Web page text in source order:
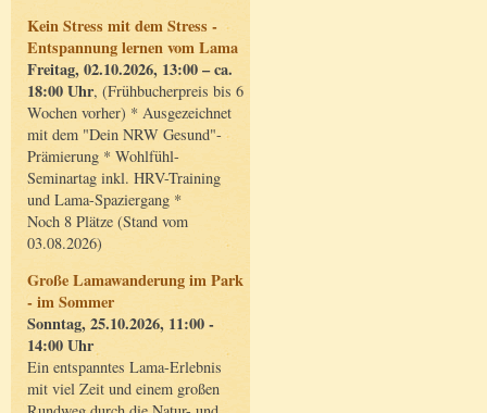
Kein Stress mit dem Stress -
Entspannung lernen vom Lama
Freitag, 02.10.2026, 13:00 – ca.
18:00 Uhr, (Frühbucherpreis bis 6
Wochen vorher) * Ausgezeichnet
mit dem "Dein NRW Gesund"-
Prämierung * Wohlfühl-
Seminartag inkl. HRV-Training
und Lama-Spaziergang *
Noch 8 Plätze (Stand vom
03.08.2026)
Große Lamawanderung im Park
- im Sommer
Sonntag, 25.10.2026, 11:00 -
14:00 Uhr
Ein entspanntes Lama-Erlebnis
mit viel Zeit und einem großen